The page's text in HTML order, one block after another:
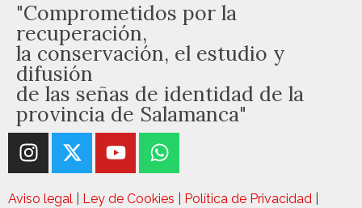
"Comprometidos por la
recuperación,
la conservación, el estudio y
difusión
de las señas de identidad de la
provincia de Salamanca"
Aviso legal Ley de Cookies Política de Privacidad